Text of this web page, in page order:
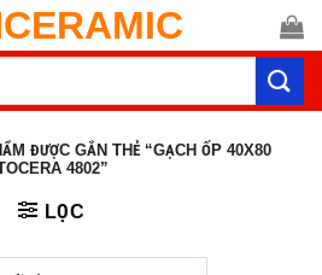
ĐƯỢC GẮN THẺ “GẠCH ỐP 40X80
4802”
LỌC